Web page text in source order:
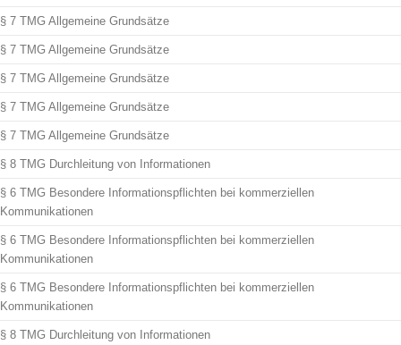
§ 7 TMG Allgemeine Grundsätze
§ 7 TMG Allgemeine Grundsätze
§ 7 TMG Allgemeine Grundsätze
§ 7 TMG Allgemeine Grundsätze
§ 7 TMG Allgemeine Grundsätze
§ 8 TMG Durchleitung von Informationen
§ 6 TMG Besondere Informationspflichten bei kommerziellen
Kommunikationen
§ 6 TMG Besondere Informationspflichten bei kommerziellen
Kommunikationen
§ 6 TMG Besondere Informationspflichten bei kommerziellen
Kommunikationen
§ 8 TMG Durchleitung von Informationen